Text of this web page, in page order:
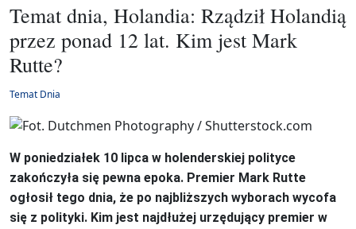
Temat dnia, Holandia: Rządził Holandią
przez ponad 12 lat. Kim jest Mark
Rutte?
Temat Dnia
W poniedziałek 10 lipca w holenderskiej polityce
zakończyła się pewna epoka. Premier Mark Rutte
ogłosił tego dnia, że po najbliższych wyborach wycofa
się z polityki. Kim jest najdłużej urzędujący premier w